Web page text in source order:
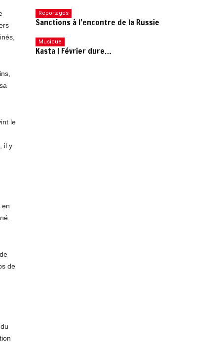
le
il y
en
de
Reportages
Sanctions à l’encontre de la Russie
Musique
Kasta | Février dure…